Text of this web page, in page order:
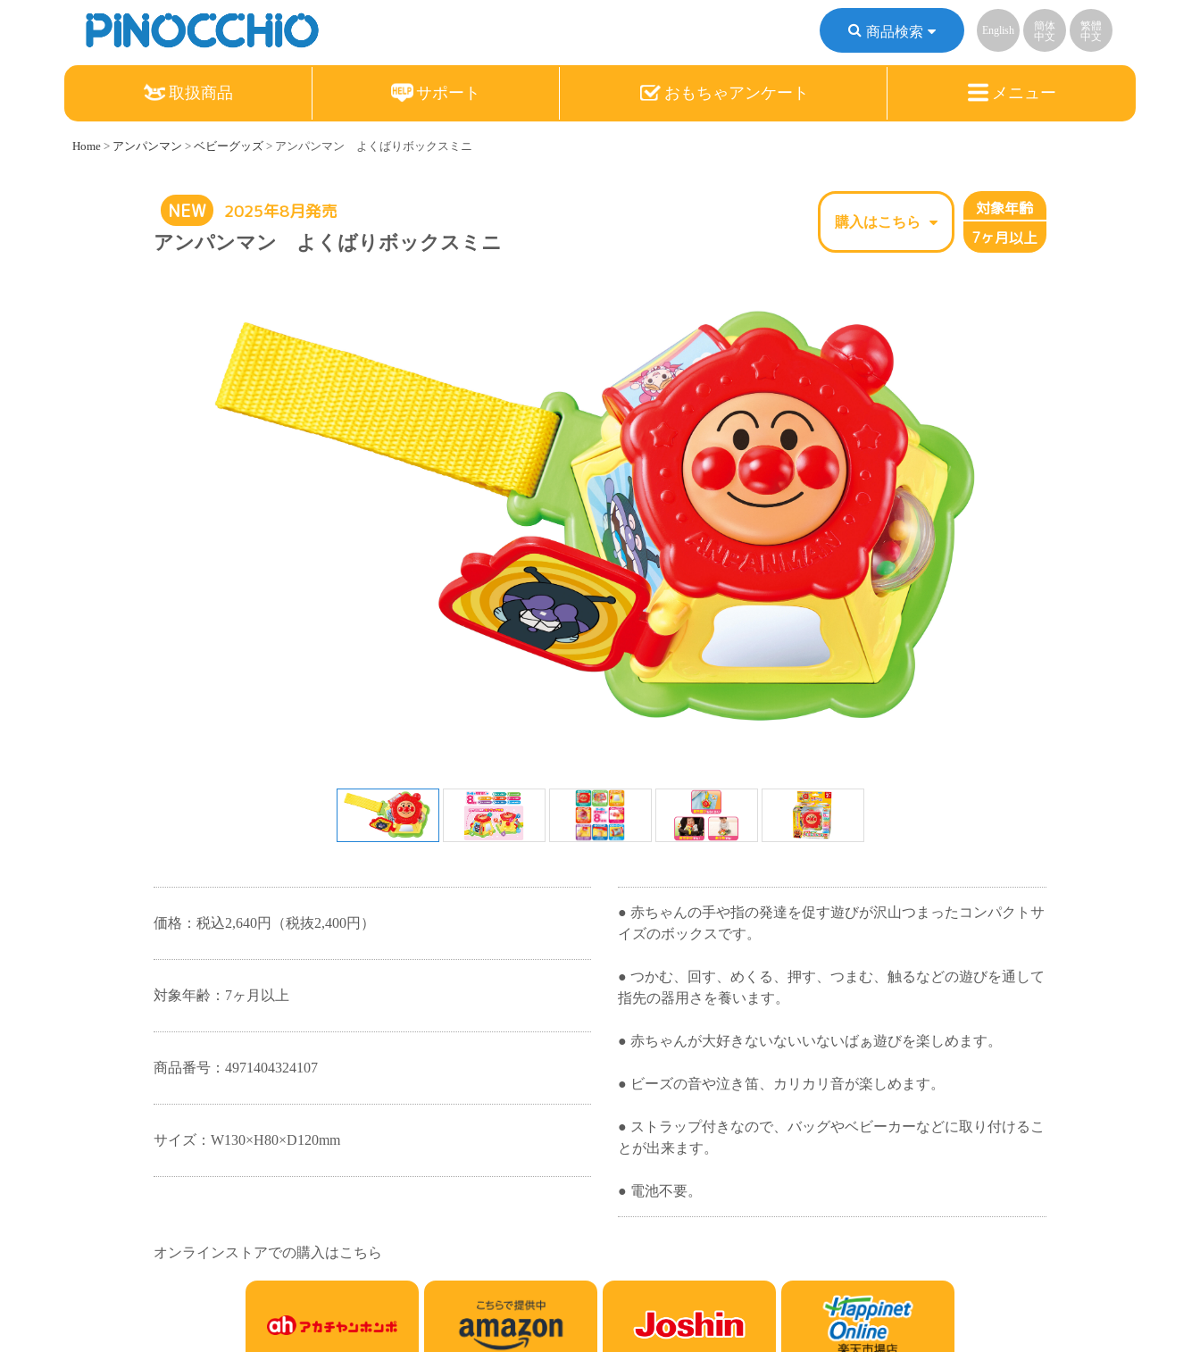
商品検索 English
簡体
中文
繁體
中文
取扱商品
Nintendo Switch ねんDo! サンリオキャラクターズ
リラックマ ちいかわ
サポート おもちゃアンケート メニュー
Home> アンパンマン > ベビーグッズ> アンパンマン よくばりボックスミニ
NEW
2025年8月発売
アンパンマン よくばりボックスミニ
購入はこちら
対象年齢
7ヶ月以上
価格：税込2,640円（税抜2,400円）
対象年齢：7ヶ月以上
商品番号：4971404324107
サイズ：W130×H80×D120mm
● 赤ちゃんの手や指の発達を促す遊びが沢山つまったコンパクトサ
イズのボックスです。
● つかむ、回す、めくる、押す、つまむ、触るなどの遊びを通して
指先の器用さを養います。
● 赤ちゃんが大好きないないいないばぁ遊びを楽しめます。
● ビーズの音や泣き笛、カリカリ音が楽しめます。
● ストラップ付きなので、バッグやベビーカーなどに取り付けるこ
とが出来ます。
● 電池不要。
オンラインストアでの購入はこちら